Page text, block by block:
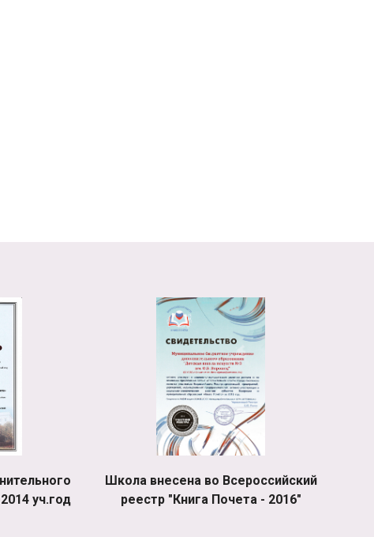
уч.год
Школа внесена во Всероссийский
реестр "Книга Почета - 2016"